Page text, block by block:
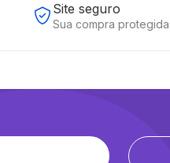
Site seguro
Sua compra protegida